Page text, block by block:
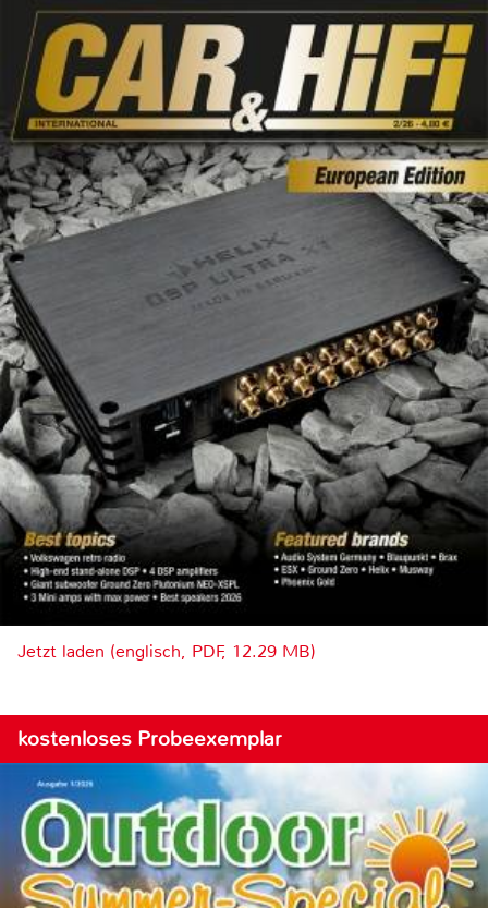
Jetzt laden (englisch, PDF, 12.29 MB)
kostenloses Probeexemplar